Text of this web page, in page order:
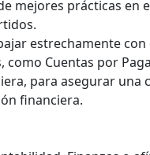
mejores prácticas en
estrechamente
como Cuentas por
para asegurar una
financiera.